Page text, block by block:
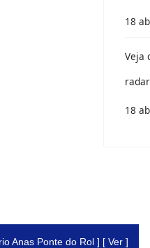
18
Veja
18
Anas Ponte do Rol ] [ Ver ]